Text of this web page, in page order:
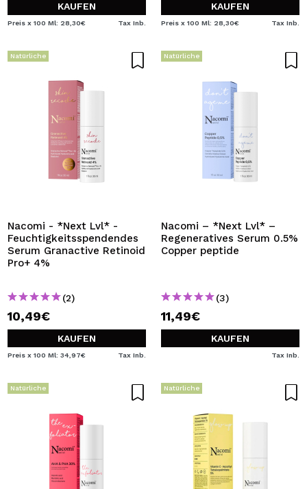
KAUFEN
Preis x 100 Ml: 28,30€ Tax Inb.
KAUFEN
Preis x 100 Ml: 28,30€ Tax Inb.
Natürliche
Nacomi - *Next Lvl* -
Feuchtigkeitsspendendes
Serum Granactive Retinoid
Pro+ 4%
(2)
10,49€
KAUFEN
Preis x 100 Ml: 34,97€ Tax Inb.
Natürliche
Nacomi – *Next Lvl* –
Regeneratives Serum 0.5%
Copper peptide
(3)
11,49€
KAUFEN
Tax Inb.
Natürliche Natürliche